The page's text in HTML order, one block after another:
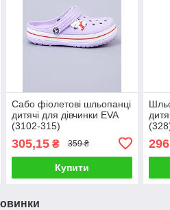
Сабо фіолетові шльопанці
дитячі для дівчинки EVA
(3102-315)
305,15₴ 359 ₴
Купити